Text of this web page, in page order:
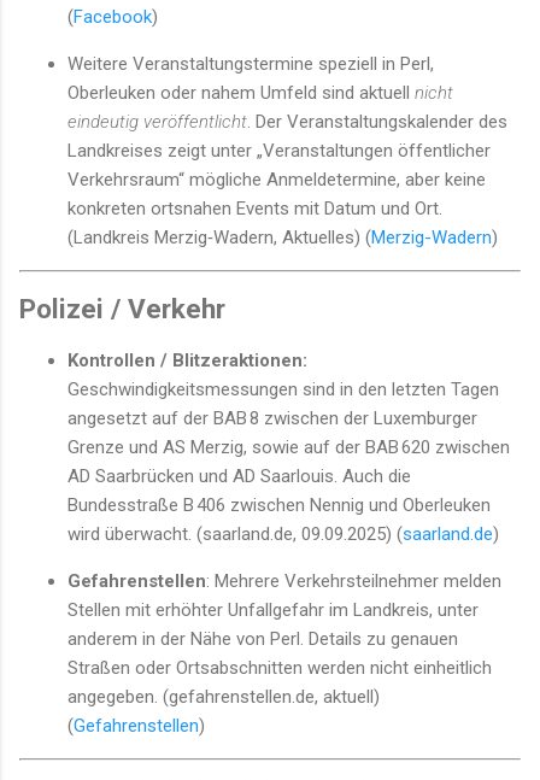
(Facebook)
Weitere Veranstaltungstermine speziell in Perl,
Oberleuken oder nahem Umfeld sind aktuell nicht
eindeutig veröffentlicht. Der Veranstaltungskalender des
Landkreises zeigt unter „Veranstaltungen öffentlicher
Verkehrsraum“ mögliche Anmeldetermine, aber keine
konkreten ortsnahen Events mit Datum und Ort.
(Landkreis Merzig‑Wadern, Aktuelles) (Merzig-Wadern)
Polizei / Verkehr
Kontrollen / Blitzeraktionen:
Geschwindigkeitsmessungen sind in den letzten Tagen
angesetzt auf der BAB 8 zwischen der Luxemburger
Grenze und AS Merzig, sowie auf der BAB 620 zwischen
AD Saarbrücken und AD Saarlouis. Auch die
Bundesstraße B 406 zwischen Nennig und Oberleuken
wird überwacht. (saarland.de, 09.09.2025) (saarland.de)
Gefahrenstellen: Mehrere Verkehrsteilnehmer melden
Stellen mit erhöhter Unfallgefahr im Landkreis, unter
anderem in der Nähe von Perl. Details zu genauen
Straßen oder Ortsabschnitten werden nicht einheitlich
angegeben. (gefahrenstellen.de, aktuell)
(Gefahrenstellen)